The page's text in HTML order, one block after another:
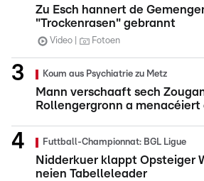
Zu Esch hannert de
"Trockenrasen" gebrannt
Video Fotoen
Koum aus Psychiatrie zu Metz
Mann verschaaft sech
Rollengergronn a menacéiert
Futtball-Championnat: BGL Ligue
Nidderkuer klappt Opsteiger
neien Tabelleleader